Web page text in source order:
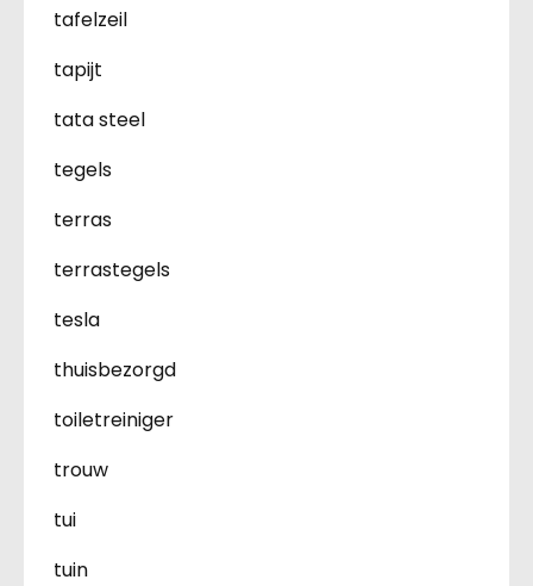
tafelzeil
tapijt
tata steel
tegels
terras
terrastegels
tesla
thuisbezorgd
toiletreiniger
trouw
tui
tuin